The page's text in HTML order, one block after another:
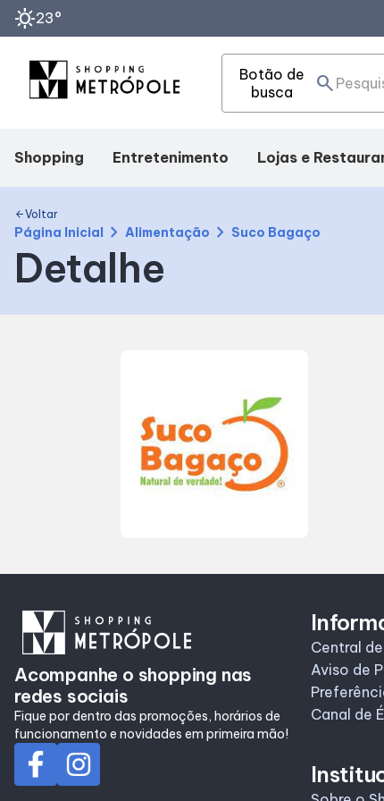
sunny23°
Botão de
busca
search
Shopping
Mapa Interno
Facilidades
Como Chegar
Entretenimento
Eventos
Fique por Dentro
Lojas e
Delivery
arrow_backVoltar
Página Inicial chevron_right Alimentação chevron_right Suco Bagaço
Detalhe
Acompanhe o shopping nas
redes sociais
Fique por dentro das promoções, horários de
funcionamento e novidades em primeira mão!
Central
Aviso de
Canal de